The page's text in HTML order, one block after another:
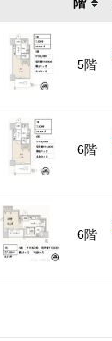
階
5階
6階
6階